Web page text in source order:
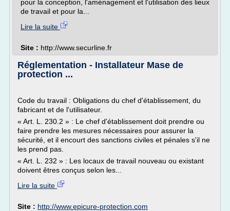
pour la conception, l'aménagement et l'utilisation des lieux
de travail et pour la...
Lire la suite
Site : http://www.securline.fr
Réglementation - Installateur Mase de
protection ...
Code du travail : Obligations du chef d'établissement, du
fabricant et de l'utilisateur.
« Art. L. 230.2 » : Le chef d'établissement doit prendre ou
faire prendre les mesures nécessaires pour assurer la
sécurité, et il encourt des sanctions civiles et pénales s'il ne
les prend pas.
« Art. L. 232 » : Les locaux de travail nouveau ou existant
doivent êtres conçus selon les...
Lire la suite
Site : http://www.epicure-protection.com